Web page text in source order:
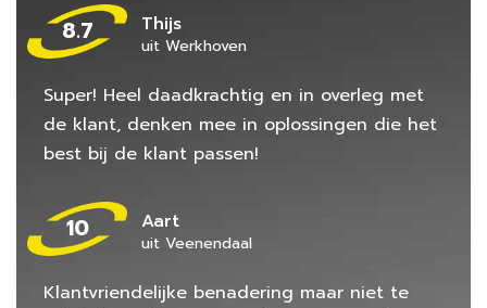
8.7 Thijs
uit Werkhoven
Super! Heel daadkrachtig en in overleg met
de klant, denken mee in oplossingen die het
best bij de klant passen!
10 Aart
uit Veenendaal
Klantvriendelijke benadering maar niet te